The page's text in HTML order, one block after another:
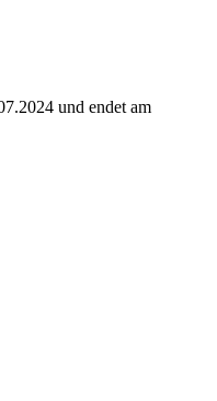
und endet am